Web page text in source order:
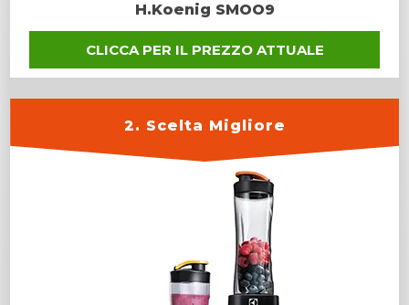
H.Koenig SMOO9
CLICCA PER IL PREZZO ATTUALE
2. Scelta Migliore